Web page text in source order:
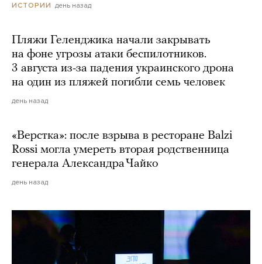
ИСТОРИИ день назад
Пляжи Геленджика начали закрывать
на фоне угрозы атаки беспилотников.
3 августа из-за падения украинского дрона
на один из пляжей погибли семь человек
день назад
«Верстка»: после взрыва в ресторане Balzi
Rossi могла умереть вторая родственница
генерала Александра Чайко
день назад